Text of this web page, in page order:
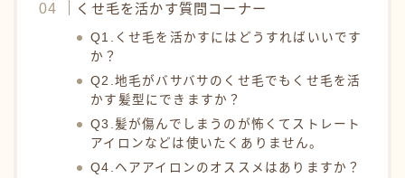
くせ毛を活かす質問コーナー
Q1.くせ毛を活かすにはどうすればいいです
か？
Q2.地毛がバサバサのくせ毛でもくせ毛を活
かす髪型にできますか？
Q3.髪が傷んでしまうのが怖くてストレート
アイロンなどは使いたくありません。
Q4.ヘアアイロンのオススメはありますか？